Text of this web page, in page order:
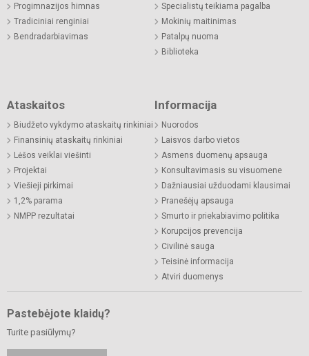
Progimnazijos himnas
Tradiciniai renginiai
Bendradarbiavimas
Specialistų teikiama pagalba
Mokinių maitinimas
Patalpų nuoma
Biblioteka
Ataskaitos
Biudžeto vykdymo ataskaitų rinkiniai
Finansinių ataskaitų rinkiniai
Lėšos veiklai viešinti
Projektai
Viešieji pirkimai
1,2% parama
NMPP rezultatai
Informacija
Nuorodos
Laisvos darbo vietos
Asmens duomenų apsauga
Konsultavimasis su visuomene
Dažniausiai užduodami klausimai
Pranešėjų apsauga
Smurto ir priekabiavimo politika
Korupcijos prevencija
Civilinė sauga
Teisinė informacija
Atviri duomenys
Pastebėjote klaidų?
Turite pasiūlymų?